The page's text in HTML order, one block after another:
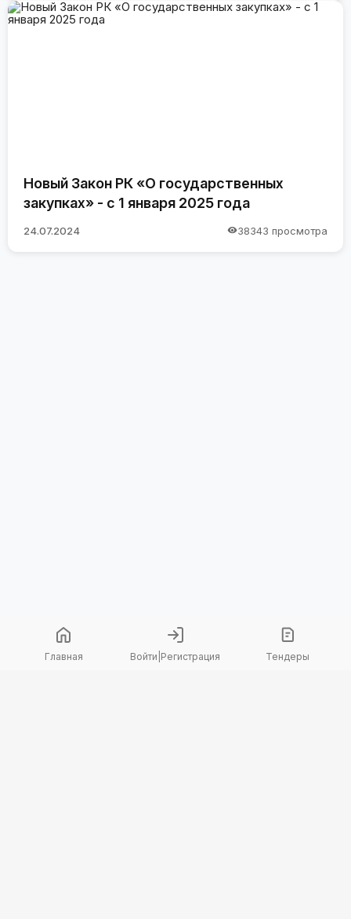
Главная Войти Регистрация Тендеры
Новый Закон РК «О государственных
закупках» - с 1 января 2025 года
24.07.2024 38343 просмотра